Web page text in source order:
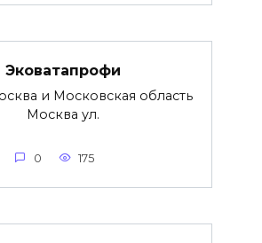
Эковатапрофи
и Московская область
Москва ул.
0 175